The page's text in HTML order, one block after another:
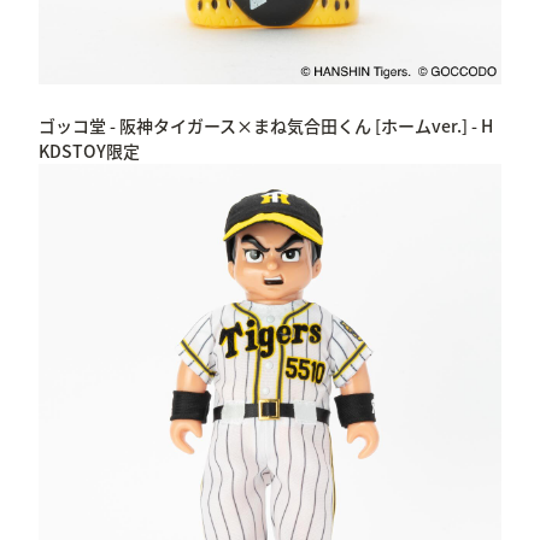
ゴッコ堂 - 阪神タイガース×まね気合田くん [ホームver.] - H
KDSTOY限定